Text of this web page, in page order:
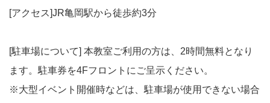
[アクセス]JR亀岡駅から徒歩約3分
[駐車場について] 本教室ご利用の方は、2時間無料となり
ます。駐車券を4Fフロントにご呈示ください。
※大型イベント開催時などは、駐車場が使用できない場合